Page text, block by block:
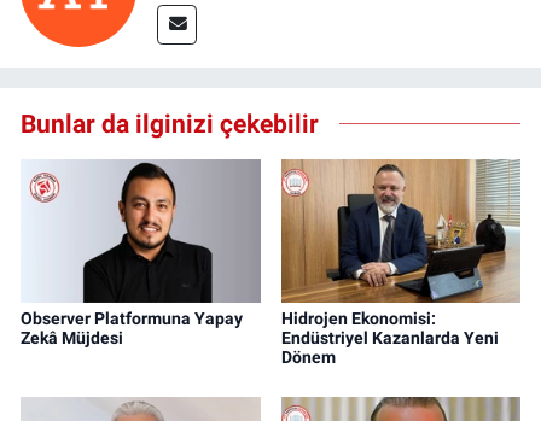
Bunlar da ilginizi çekebilir
Observer Platformuna Yapay
Zekâ Müjdesi
Hidrojen Ekonomisi:
Endüstriyel Kazanlarda Yeni
Dönem